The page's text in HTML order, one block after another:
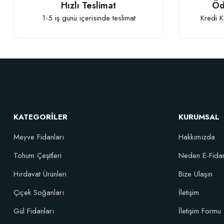
Hızlı Teslimat
1-5 iş günü içerisinde teslimat Kredi
KATEGORİLER
Meyve Fidanları
Tohum Çeşitleri
Hırdavat Ürünleri
Çiçek Soğanları
Gül Fidanları
KURUMSAL
Hakkımızda
Neden E-
Bize Ulaşın
İletişim
İletişim Formu